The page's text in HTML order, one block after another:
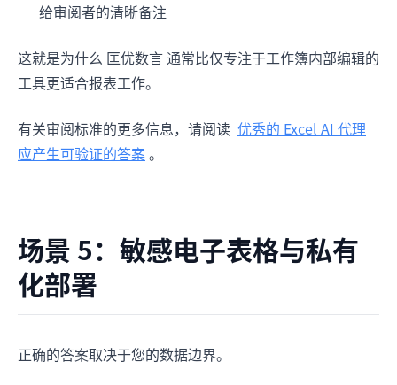
给审阅者的清晰备注
这就是为什么 匡优数言 通常比仅专注于工作簿内部编辑的
工具更适合报表工作。
有关审阅标准的更多信息，请阅读 优秀的 Excel AI 代理
应产生可验证的答案。
场景 5：敏感电子表格与私有
化部署
正确的答案取决于您的数据边界。